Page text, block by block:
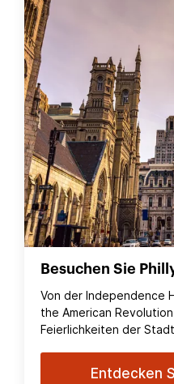
Besuchen Sie
Von der Independence
the American
Feierlichkeiten der
Entdecken